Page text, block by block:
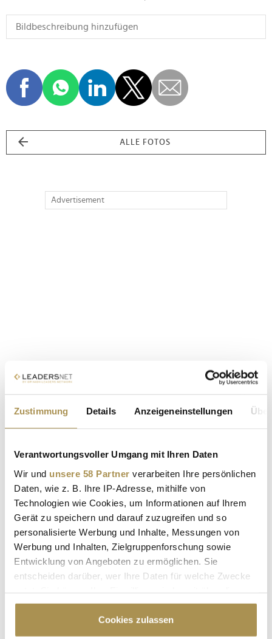
Zustimmung Details Anzeigeneinstellungen
Verantwortungsvoller Umgang mit Ihren Daten
Wir und unsere 58 Partner verarbeiten Ihre persönlichen
Daten, wie z. B. Ihre IP-Adresse, mithilfe von
Technologien wie Cookies, um Informationen auf Ihrem
Gerät zu speichern und darauf zuzugreifen und so
personalisierte Werbung und Inhalte, Messungen von
Werbung und Inhalten, Zielgruppenforschung sowie
Entwicklung von Angeboten zu ermöglichen. Sie
entscheiden darüber, wer Ihre Daten für welche Zwecke
Cookie-Erklärung oder durch Klicken auf das Privacy
Trigger Symbol ändern oder widerrufen
Cookies zulassen
ALLE FOTOS
Advertisement